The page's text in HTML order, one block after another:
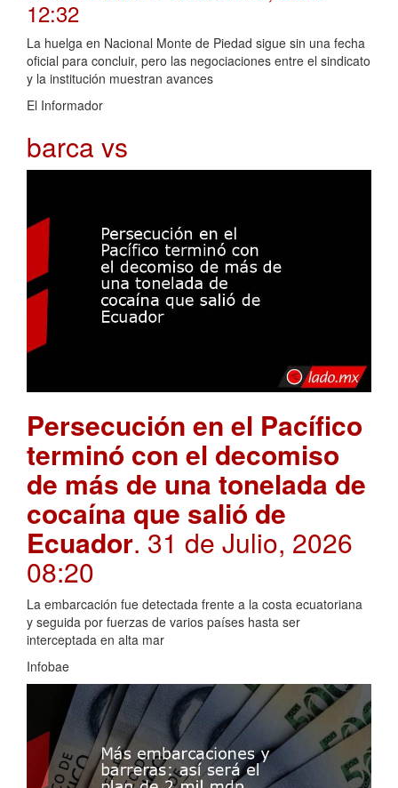
12:32
La huelga en Nacional Monte de Piedad sigue sin una fecha
oficial para concluir, pero las negociaciones entre el sindicato
y la institución muestran avances
El Informador
barca vs
Persecución en el Pacífico
terminó con el decomiso
de más de una tonelada de
cocaína que salió de
Ecuador. 31 de Julio, 2026
08:20
La embarcación fue detectada frente a la costa ecuatoriana
y seguida por fuerzas de varios países hasta ser
interceptada en alta mar
Infobae